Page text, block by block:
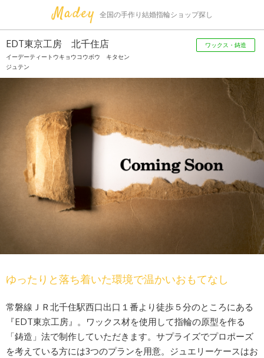
全国の手作り結婚指輪ショップ探し
EDT東京工房 北千住店
イーデーティートウキョウコウボウ キタセン
ジュテン
ワックス・鋳造
ゆったりと落ち着いた環境で温かいおもてなし
常磐線ＪＲ北千住駅西口出口１番より徒歩５分のところにある
『EDT東京工房』。ワックス材を使用して指輪の原型を作る
「鋳造」法で制作していただきます。サプライズでプロポーズ
を考えている方には3つのプランを用意。ジュエリーケースはお